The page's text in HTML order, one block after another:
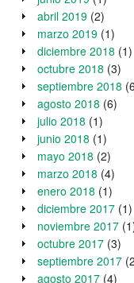
abril 2019 (2)
marzo 2019 (1)
diciembre 2018 (1)
octubre 2018 (3)
septiembre 2018
agosto 2018 (6)
julio 2018 (1)
junio 2018 (1)
mayo 2018 (2)
marzo 2018 (4)
enero 2018 (1)
diciembre 2017 (1)
noviembre 2017
octubre 2017 (3)
septiembre 2017
agosto 2017 (4)